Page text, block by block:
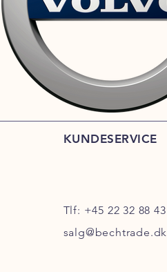
KUNDESERVICE
Tlf: +45 22 32 88 43
salg@bechtrade.dk